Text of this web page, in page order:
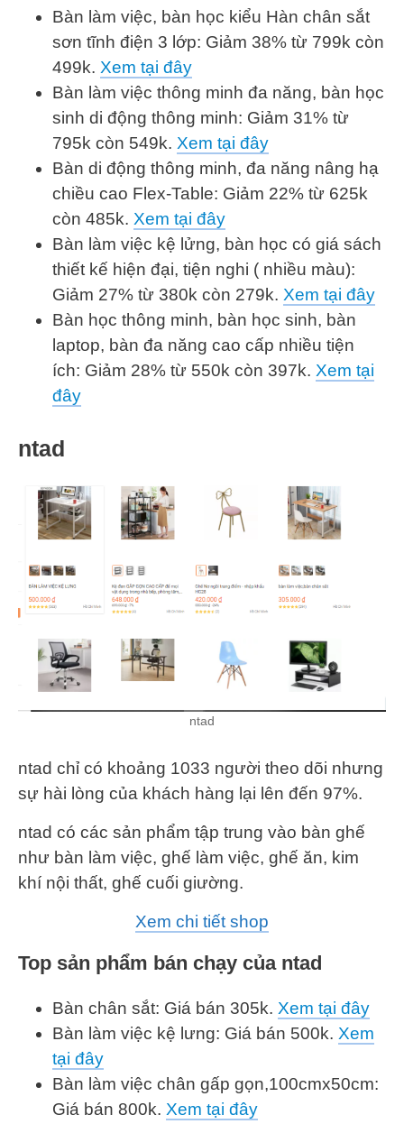
Bàn làm việc, bàn học kiểu Hàn chân sắt
sơn tĩnh điện 3 lớp: Giảm 38% từ 799k còn
499k. Xem tại đây
Bàn làm việc thông minh đa năng, bàn học
sinh di động thông minh: Giảm 31% từ
795k còn 549k. Xem tại đây
Bàn di động thông minh, đa năng nâng hạ
chiều cao Flex-Table: Giảm 22% từ 625k
còn 485k. Xem tại đây
Bàn làm việc kệ lửng, bàn học có giá sách
thiết kế hiện đại, tiện nghi ( nhiều màu):
Giảm 27% từ 380k còn 279k. Xem tại đây
Bàn học thông minh, bàn học sinh, bàn
laptop, bàn đa năng cao cấp nhiều tiện
ích: Giảm 28% từ 550k còn 397k. Xem tại
đây
ntad
ntad
ntad chỉ có khoảng 1033 người theo dõi nhưng
sự hài lòng của khách hàng lại lên đến 97%.
ntad có các sản phẩm tập trung vào bàn ghế
như bàn làm việc, ghế làm việc, ghế ăn, kim
khí nội thất, ghế cuối giường.
Xem chi tiết shop
Top sản phẩm bán chạy của ntad
Bàn chân sắt: Giá bán 305k. Xem tại đây
Bàn làm việc kệ lưng: Giá bán 500k. Xem
tại đây
Bàn làm việc chân gấp gọn,100cmx50cm:
Giá bán 800k. Xem tại đây